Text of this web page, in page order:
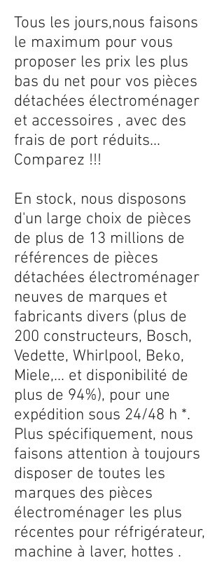
Tous les jours,nous faisons
le maximum pour vous
proposer les prix les plus
bas du net pour vos pièces
détachées électroménager
et accessoires , avec des
frais de port réduits...
Comparez !!!
En stock, nous disposons
d'un large choix de pièces
de plus de 13 millions de
références de pièces
détachées électroménager
neuves de marques et
fabricants divers (plus de
200 constructeurs, Bosch,
Vedette, Whirlpool, Beko,
Miele,... et disponibilité de
plus de 94%), pour une
expédition sous 24/48 h *.
Plus spécifiquement, nous
faisons attention à toujours
disposer de toutes les
marques des pièces
électroménager les plus
récentes pour réfrigérateur,
machine à laver, hottes .